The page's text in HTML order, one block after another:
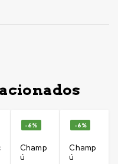
-6%
Champ
ú
-6%
Champ
ú